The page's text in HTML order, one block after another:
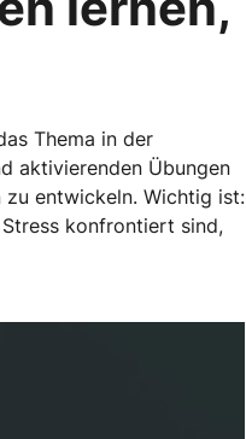
Thema in der
aktivierenden Übungen
zu entwickeln. Wichtig ist:
konfrontiert sind,